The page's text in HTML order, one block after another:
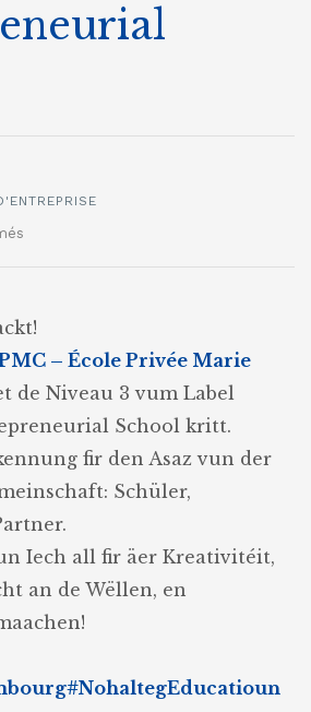
Label
Entrepreneurial
School
– École Privée Marie
de Niveau 3 vum Label
School kritt.
fir den Asaz vun der
Schüler,
Iech all fir äer Kreativitéit,
an de Wëllen, en
#NohaltegEducatioun